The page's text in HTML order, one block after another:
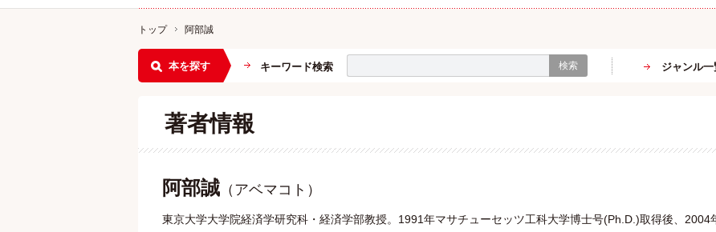
トップ 阿部誠
本を探す キーワード検索 検索 ジャンル一
著者情報
阿部誠 （アベマコト）
東京大学大学院経済学研究科・経済学部教授。1991年マサチューセッツ工科大学博士号(Ph.D.)取得後、2004